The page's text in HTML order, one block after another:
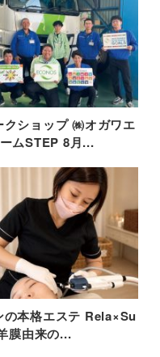
クショップ ㈱オガワエ
ムSTEP 8月...
の本格エステ Rela×Su
膜由来の...